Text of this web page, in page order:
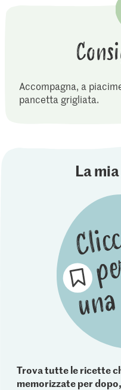
Accompagna, a
pancetta grigliata.
La
Trova tutte le ricette
memorizzate per